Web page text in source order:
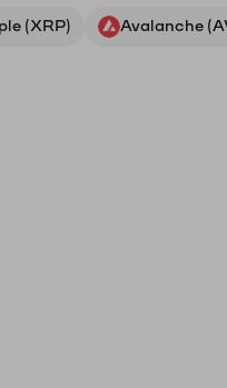
(XRP) Avalanche